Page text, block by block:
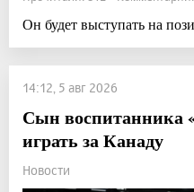
Он будет выступать на
14:12, 5 авг 2026
Сын воспитанника
играть за Канаду
Новости